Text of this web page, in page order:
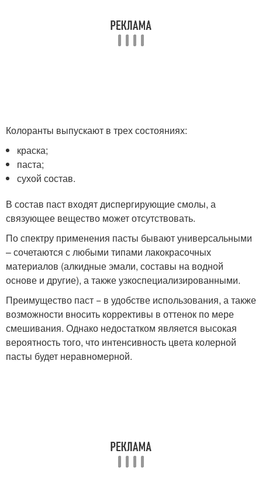
Колоранты выпускают в трех состояниях:
краска;
паста;
сухой состав.
В состав паст входят диспергирующие смолы, а
связующее вещество может отсутствовать.
По спектру применения пасты бывают универсальными
– сочетаются с любыми типами лакокрасочных
материалов (алкидные эмали, составы на водной
основе и другие), а также узкоспециализированными.
Преимущество паст − в удобстве использования, а также
возможности вносить коррективы в оттенок по мере
смешивания. Однако недостатком является высокая
вероятность того, что интенсивность цвета колерной
пасты будет неравномерной.